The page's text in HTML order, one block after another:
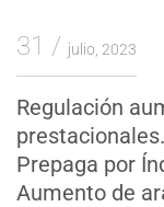
31 julio, 2023
Regulación
Prepaga por
Aumento de